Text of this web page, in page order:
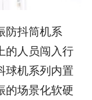
抖筒机系
的人员闯入行
球机系列内置
的场景化软硬